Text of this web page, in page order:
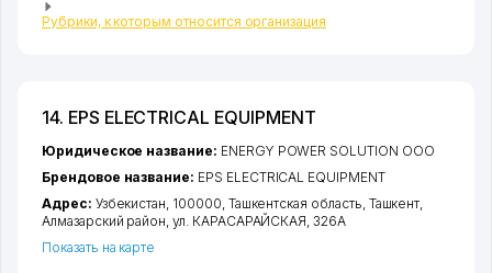
Рубрики, к которым относится организация
14. EPS ELECTRICAL EQUIPMENT
Юридическое название: ENERGY POWER SOLUTION ООО
Брендовое название: EPS ELECTRICAL EQUIPMENT
Адрес: Узбекистан, 100000, Ташкентская область Ташкент
Алмазарский район ,ул. КАРАСАРАЙСКАЯ , 326А
Показать на карте